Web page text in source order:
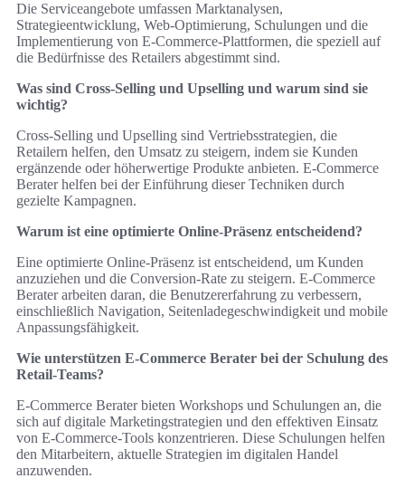
Die Serviceangebote umfassen Marktanalysen,
Strategieentwicklung, Web-Optimierung, Schulungen und die
Implementierung von E-Commerce-Plattformen, die speziell auf
die Bedürfnisse des Retailers abgestimmt sind.
Was sind Cross-Selling und Upselling und warum sind sie
wichtig?
Cross-Selling und Upselling sind Vertriebsstrategien, die
Retailern helfen, den Umsatz zu steigern, indem sie Kunden
ergänzende oder höherwertige Produkte anbieten. E-Commerce
Berater helfen bei der Einführung dieser Techniken durch
gezielte Kampagnen.
Warum ist eine optimierte Online-Präsenz entscheidend?
Eine optimierte Online-Präsenz ist entscheidend, um Kunden
anzuziehen und die Conversion-Rate zu steigern. E-Commerce
Berater arbeiten daran, die Benutzererfahrung zu verbessern,
einschließlich Navigation, Seitenladegeschwindigkeit und mobile
Anpassungsfähigkeit.
Wie unterstützen E-Commerce Berater bei der Schulung des
Retail-Teams?
E-Commerce Berater bieten Workshops und Schulungen an, die
sich auf digitale Marketingstrategien und den effektiven Einsatz
von E-Commerce-Tools konzentrieren. Diese Schulungen helfen
den Mitarbeitern, aktuelle Strategien im digitalen Handel
anzuwenden.